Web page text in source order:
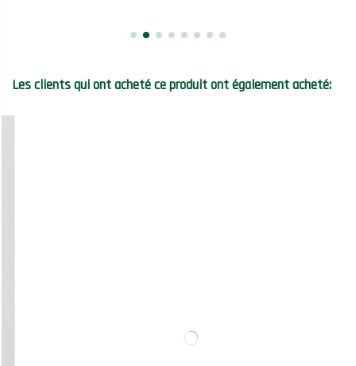
Les clients qui ont acheté ce produit ont également acheté: